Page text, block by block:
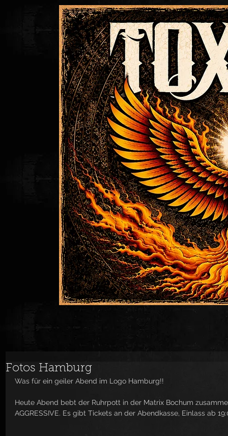
Fotos Hamburg
Was für ein geiler Abend im Logo Hamburg!!
Heute Abend bebt der Ruhrpott in der Matrix Bochum
AGGRESSIVE. Es gibt Tickets an der Abendkasse, Einlass ab